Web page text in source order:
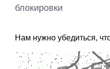
блокировки
Нам нужно убедиться,